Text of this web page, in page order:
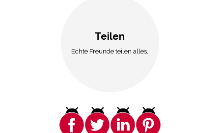
Teilen
Echte Freunde teilen alles.